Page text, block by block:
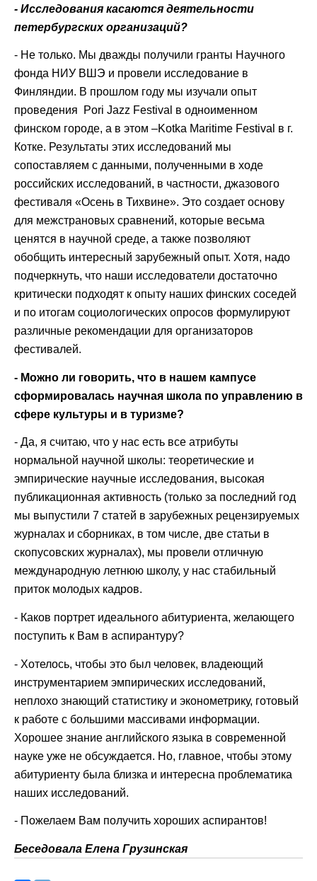
- Исследования касаются деятельности
петербургских организаций?
- Не только. Мы дважды получили гранты Научного
фонда НИУ ВШЭ и провели исследование в
Финляндии. В прошлом году мы изучали опыт
проведения Pori Jazz Festival в одноименном
финском городе, а в этом –Kotka Maritime Festival в г.
Котке. Результаты этих исследований мы
сопоставляем с данными, полученными в ходе
российских исследований, в частности, джазового
фестиваля «Осень в Тихвине». Это создает основу
для межстрановых сравнений, которые весьма
ценятся в научной среде, а также позволяют
обобщить интересный зарубежный опыт. Хотя, надо
подчеркнуть, что наши исследователи достаточно
критически подходят к опыту наших финских соседей
и по итогам социологических опросов формулируют
различные рекомендации для организаторов
фестивалей.
- Можно ли говорить, что в нашем кампусе
сформировалась научная школа по управлению в
сфере культуры и в туризме?
- Да, я считаю, что у нас есть все атрибуты
нормальной научной школы: теоретические и
эмпирические научные исследования, высокая
публикационная активность (только за последний год
мы выпустили 7 статей в зарубежных рецензируемых
журналах и сборниках, в том числе, две статьи в
скопусовских журналах), мы провели отличную
международную летнюю школу, у нас стабильный
приток молодых кадров.
- Каков портрет идеального абитуриента, желающего
поступить к Вам в аспирантуру?
- Хотелось, чтобы это был человек, владеющий
инструментарием эмпирических исследований,
неплохо знающий статистику и эконометрику, готовый
к работе с большими массивами информации.
Хорошее знание английского языка в современной
науке уже не обсуждается. Но, главное, чтобы этому
абитуриенту была близка и интересна проблематика
наших исследований.
- Пожелаем Вам получить хороших аспирантов!
Беседовала Елена Грузинская